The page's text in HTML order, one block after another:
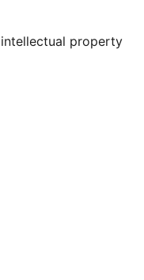
property